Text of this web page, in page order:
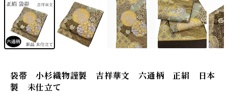
袋帯 小杉織物謹製 吉祥華文 六通柄 正絹 日本
製 未仕立て